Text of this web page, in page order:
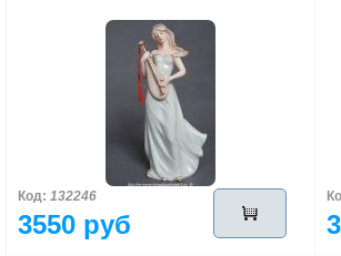
Код: 132246
3550 руб